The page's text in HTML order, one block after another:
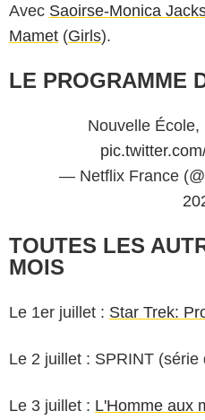
Avec Saoirse-Monica
Mamet (Girls).
LE PROGRAMME
Nouvelle
— Netflix France
TOUTES LES
MOIS
Le 1er juillet : Star Trek:
Le 2 juillet : SPRINT (série
Le 3 juillet : L'Homme aux